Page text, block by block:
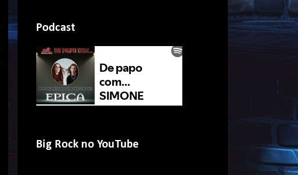
Podcast
Big Rock no YouTube